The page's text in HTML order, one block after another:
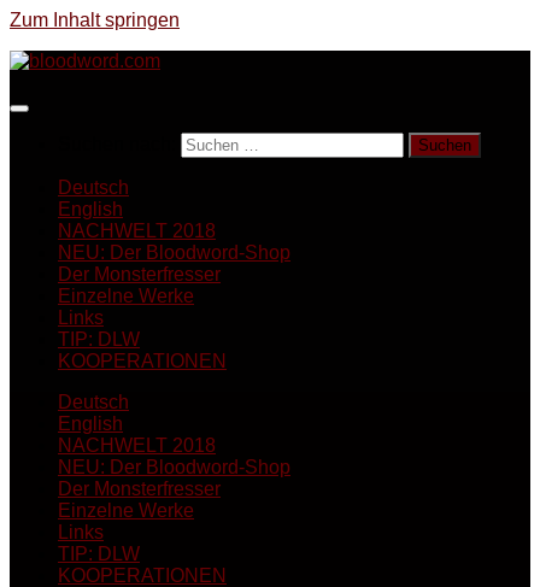
Zum Inhalt springen
Deutsch
English
NACHWELT 2018
NEU: Der Bloodword-Shop
Der Monsterfresser
Einzelne Werke
Links
TIP: DLW
KOOPERATIONEN
Deutsch
English
NACHWELT 2018
NEU: Der Bloodword-Shop
Der Monsterfresser
Einzelne Werke
Links
TIP: DLW
KOOPERATIONEN